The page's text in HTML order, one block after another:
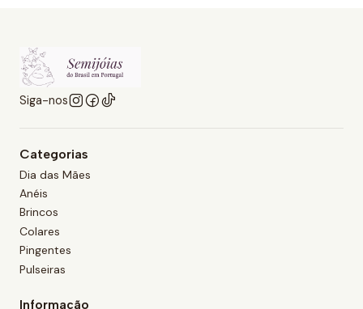
Siga-nos
Categorias
Dia das Mães
Anéis
Brincos
Colares
Pingentes
Pulseiras
Informação